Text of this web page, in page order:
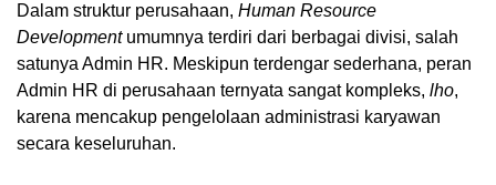
Dalam struktur perusahaan, Human Resource
Development umumnya terdiri dari berbagai divisi, salah
satunya Admin HR. Meskipun terdengar sederhana, peran
Admin HR di perusahaan ternyata sangat kompleks, lho,
karena mencakup pengelolaan administrasi karyawan
secara keseluruhan.